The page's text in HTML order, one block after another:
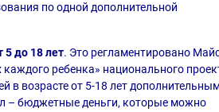
по одной дополнительной
5 до 18 лет. Это регламентировано
ребенка» национального
в возрасте от 5-18 лет
– бюджетные деньги, которые можно